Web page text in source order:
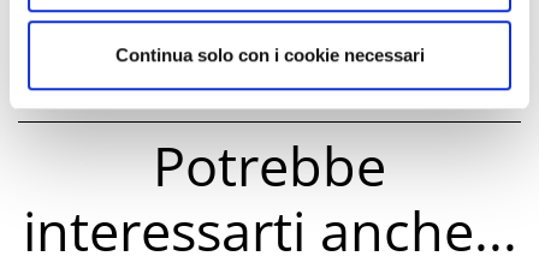
Continua solo con i cookie necessari
Potrebbe
interessarti anche...